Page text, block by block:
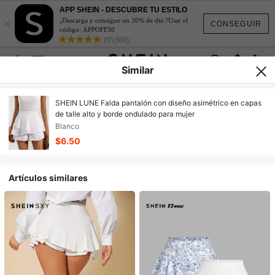
CONSEGUIR
×
APP SHEIN - DESCUBRE TU ESTILO
¡Descarga y consigue un 30% de dto.!Usar el
código: APPOFF30
(95,960)
Similar
SHEIN LUNE Falda pantalón con diseño asimétrico en capas
de talle alto y borde ondulado para mujer
Blanco
$6.50
Artículos similares